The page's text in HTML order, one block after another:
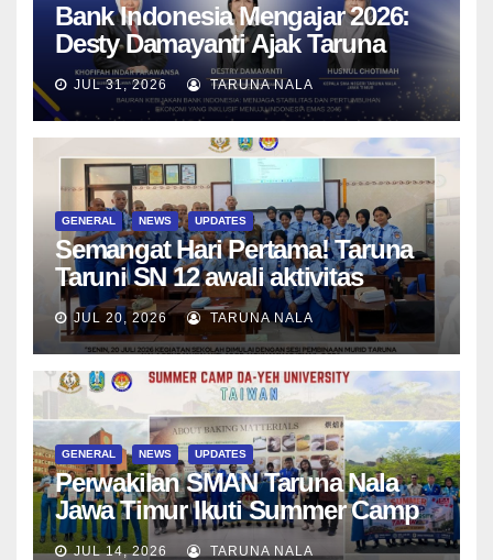
Bank Indonesia Mengajar 2026:
Desty Damayanti Ajak Taruna
SMAN Taruna Nala Jawa Timur
Menjadi Generasi Pemimpin
Berwawasan Global
JUL 31, 2026 TARUNA NALA
GENERAL NEWS UPDATES
Semangat Hari Pertama! Taruna
Taruni SN 12 awali aktivitas
bersama Wali Kelas dan Tes
Asesmen Diagnostik
JUL 20, 2026 TARUNA NALA
GENERAL NEWS UPDATES
Perwakilan SMAN Taruna Nala
Jawa Timur Ikuti Summer Camp
di Da-Yeh University, Taiwan
JUL 14, 2026 TARUNA NALA